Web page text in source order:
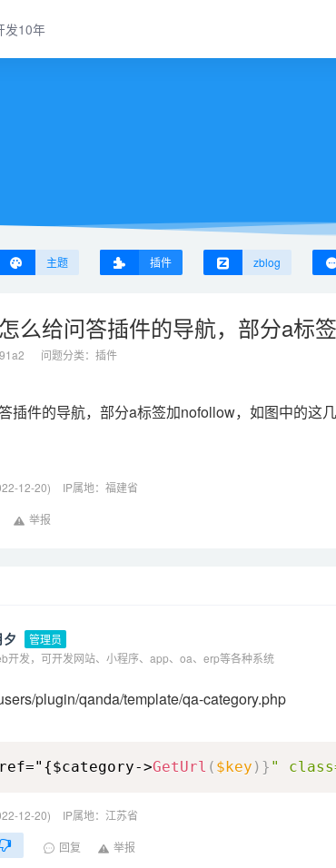
发10年
主题 插件 zblog
么给问答插件的导航，部分a标
问题分类： 插件
插件的导航，部分a标签加nofollow，如图中的这几
12-20) IP属地：福建省
举报
管理员
开发，可开发网站、小程序、app、oa、erp等各种系统
plugin/qanda/template/qa-category.php
>GetUrl ( $key ) } "
12-20) IP属地：江苏省
回复 举报